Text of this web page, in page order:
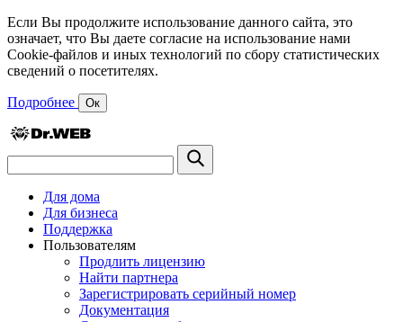
Если Вы продолжите использование данного сайта, это
означает, что Вы даете согласие на использование нами
Cookie-файлов и иных технологий по сбору статистических
сведений о посетителях.
Подробнее Ок
Для дома
Для бизнеса
Поддержка
Пользователям
Продлить лицензию
Найти партнера
Зарегистрировать серийный номер
Документация